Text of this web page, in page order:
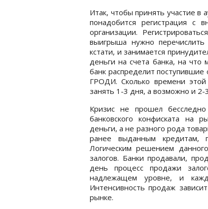
Итак, чтобы принять участие в
понадобится регистрация с
организации.
выигрыша нужно
кстати, и занимается
деньги на счета банка, на
банк распределит
ГРОДИ. Сколько времени
занять 1-3 дня, а возможно и 2-
Кризис не прошел
банковского конфиската на
деньги, а не разного рода
ранее выданным кредитам,
Логическим решением
залогов. Банки продавали,
день процесс продажи
надлежащем уровне, и
Интенсивность продаж
рынке.